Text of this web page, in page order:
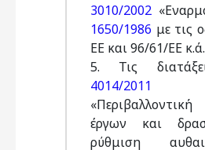
3010/2002
1650/1986 με τις
ΕΕ και 96/61/ΕΕ
5. Τις
4014/2011
«Περιβαλλοντική
έργων και
ρύθμιση